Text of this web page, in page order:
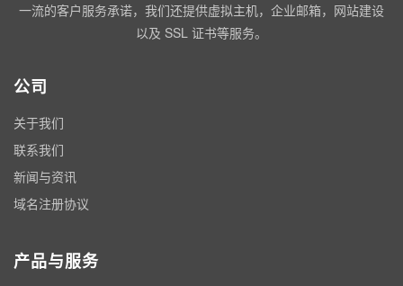
一流的客户服务承诺，我们还提供虚拟主机，企业邮箱，网站建设
以及 SSL 证书等服务。
公司
关于我们
联系我们
新闻与资讯
域名注册协议
产品与服务